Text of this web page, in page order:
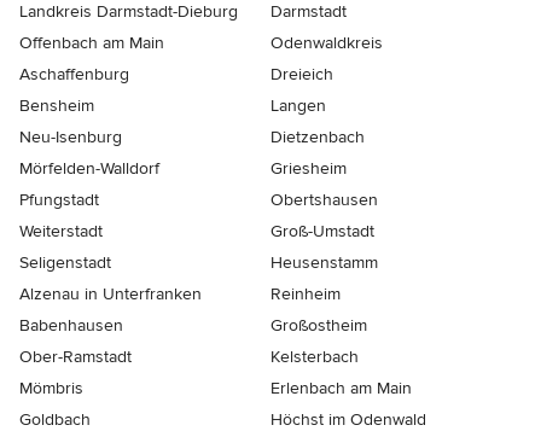
Landkreis Darmstadt-Dieburg
Darmstadt
Offenbach am Main
Odenwaldkreis
Aschaffenburg
Dreieich
Bensheim
Langen
Neu-Isenburg
Dietzenbach
Mörfelden-Walldorf
Griesheim
Pfungstadt
Obertshausen
Weiterstadt
Groß-Umstadt
Seligenstadt
Heusenstamm
Alzenau in Unterfranken
Reinheim
Babenhausen
Großostheim
Ober-Ramstadt
Kelsterbach
Mömbris
Erlenbach am Main
Goldbach
Höchst im Odenwald